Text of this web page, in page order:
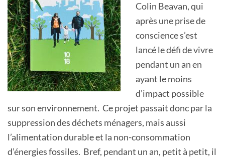
Colin Beavan, qui
après une prise de
conscience s’est
lancé le défi de vivre
pendant un an en
ayant le moins
d’impact possible
sur son environnement. Ce projet passait donc par la
suppression des déchets ménagers, mais aussi
l’alimentation durable et la non-consommation
d’énergies fossiles. Bref, pendant un an, petit à petit, il